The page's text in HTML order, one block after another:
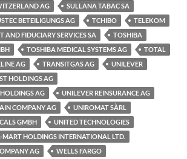
AG
SULLANA TABAC SA
BETEILIGUNGS AG TCHIBO
TELEKOM
AND FIDUCIARY SERVICES SA
TOSHIBA
TOSHIBA MEDICAL SYSTEMS AG
TOTAL
AG
TRANSITGAS AG
UNILEVER
HOLDINGS AG
AG
UNILEVER REINSURANCE AG
COMPANY AG
UNIROMAT SÀRL
GMBH
UNITED TECHNOLOGIES
MART HOLDINGS INTERNATIONAL LTD.
AG
WELLS FARGO